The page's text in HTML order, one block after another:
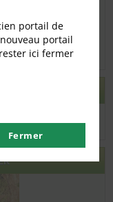
portail de
portail
ici fermer
Fermer